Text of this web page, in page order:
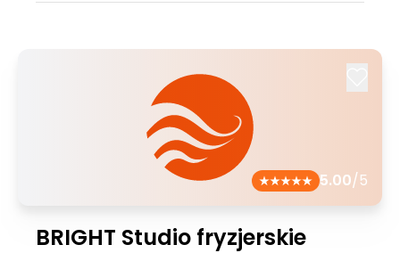
5.00/5
BRIGHT Studio fryzjerskie